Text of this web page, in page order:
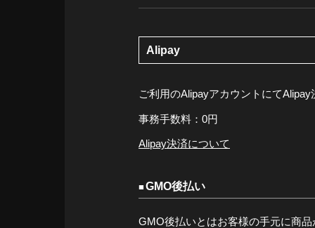
Alipay
ご利用のAlipayアカウントにて
事務手数料：0円
Alipay決済について
GMO後払い
GMO後払いとはお客様の手元に商